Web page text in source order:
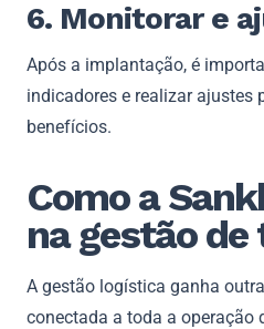
6. Monitorar e
Após a implantação, é
indicadores e realizar ajustes
benefícios.
Como a
na gestão
A gestão logística ganha
conectada a toda a operação